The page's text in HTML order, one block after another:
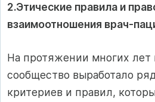
2.Этические правила и
взаимоотношения врач-
На протяжении многих
сообщество выработало
критериев и правил,